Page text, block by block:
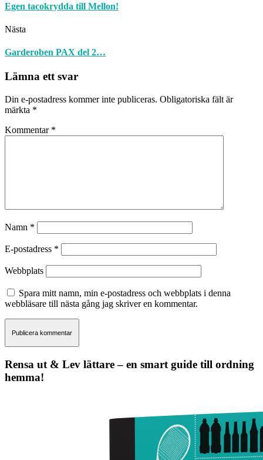
Egen tacokrydda till Mellon!
Nästa
Garderoben PAX del 2…
Lämna ett svar
Din e-postadress kommer inte publiceras. Obligatoriska fält är
märkta *
Kommentar *
Namn *
E-postadress *
Webbplats
Spara mitt namn, min e-postadress och webbplats i denna
webbläsare till nästa gång jag skriver en kommentar.
Rensa ut & Lev lättare – en smart guide till ordning
hemma!